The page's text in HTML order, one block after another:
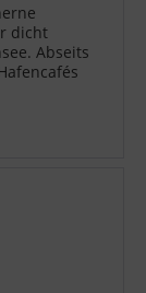
dicht
Abseits